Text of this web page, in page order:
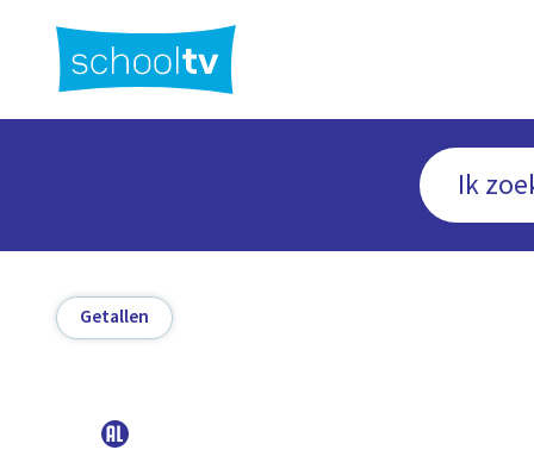
hoofdinhoud
Getallen